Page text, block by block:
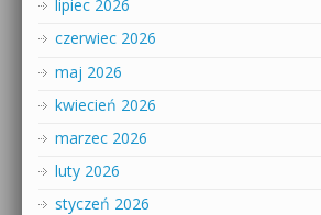
lipiec 2026
czerwiec 2026
maj 2026
kwiecień 2026
marzec 2026
luty 2026
styczeń 2026